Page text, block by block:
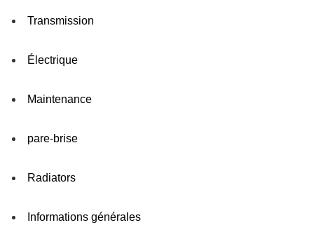
Transmission
Électrique
Maintenance
pare-brise
Radiators
Informations générales